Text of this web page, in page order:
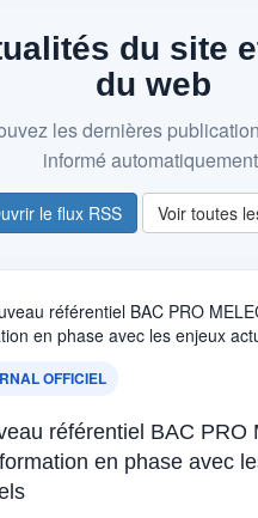
du site
du web
les dernières
informé
le flux RSS Voir toutes
OFFICIEL
référentiel BAC PRO
en phase avec